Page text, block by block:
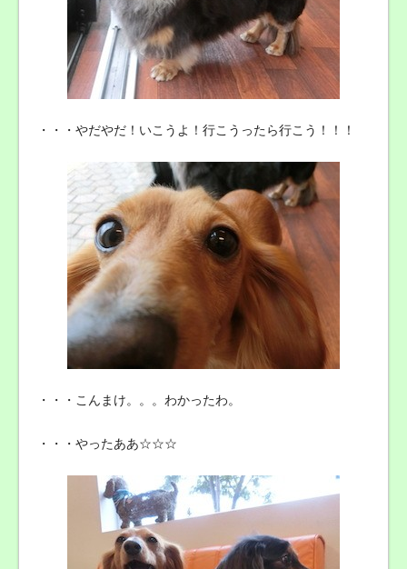
・・・やだやだ！いこうよ！行こうったら行こう！！！
・・・こんまけ。。。わかったわ。
・・・やったああ☆☆☆